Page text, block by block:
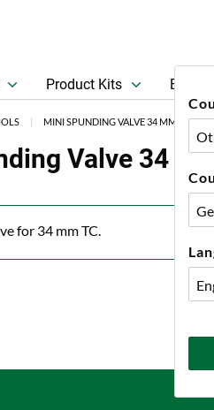
Product Kits Beer
MINI SPUNDING VALVE 34 MM TC
Valve 34
for 34 mm TC.